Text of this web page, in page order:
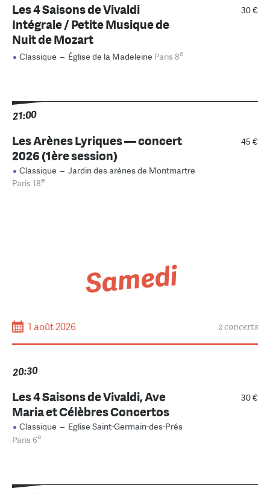
30 €
Les 4 Saisons de Vivaldi
Intégrale / Petite Musique de
Nuit de Mozart
Classique – Église de la Madeleine Paris 8e
21:00
45 €
Les Arènes Lyriques — concert
2026 (1ère session)
Classique – Jardin des arènes de Montmartre
Paris 18e
Samedi
1 août 2026 2 concerts
20:30
30 €
Les 4 Saisons de Vivaldi, Ave
Maria et Célèbres Concertos
Classique – Eglise Saint-Germain-des-Prés
Paris 6e